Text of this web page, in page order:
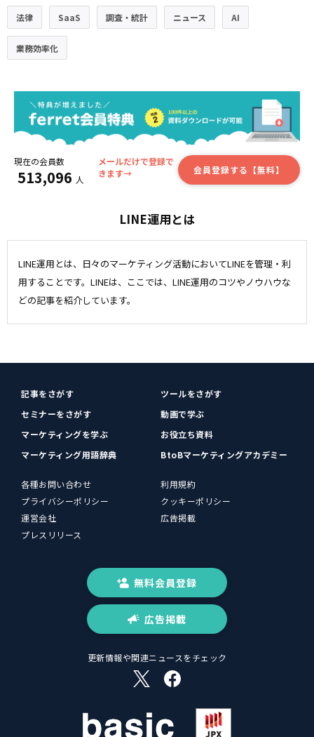
法律 SaaS 調査・統計 ニュース AI
業務効率化
現在の会員数
513,096 人
メールだけで登録で
きます→
会員登録する【無料】
LINE運用とは
LINE運用とは、日々のマーケティング活動においてLINEを管理・利
用することです。LINEは、ここでは、LINE運用のコツやノウハウな
どの記事を紹介しています。
記事をさがす
ツールをさがす
セミナーをさがす
動画で学ぶ
マーケティングを学ぶ
お役立ち資料
マーケティング用語辞典
BtoBマーケティングアカデミー
各種お問い合わせ
利用規約
プライバシーポリシー
クッキーポリシー
運営会社
広告掲載
プレスリリース
無料会員登録
広告掲載
更新情報や関連ニュースをチェック